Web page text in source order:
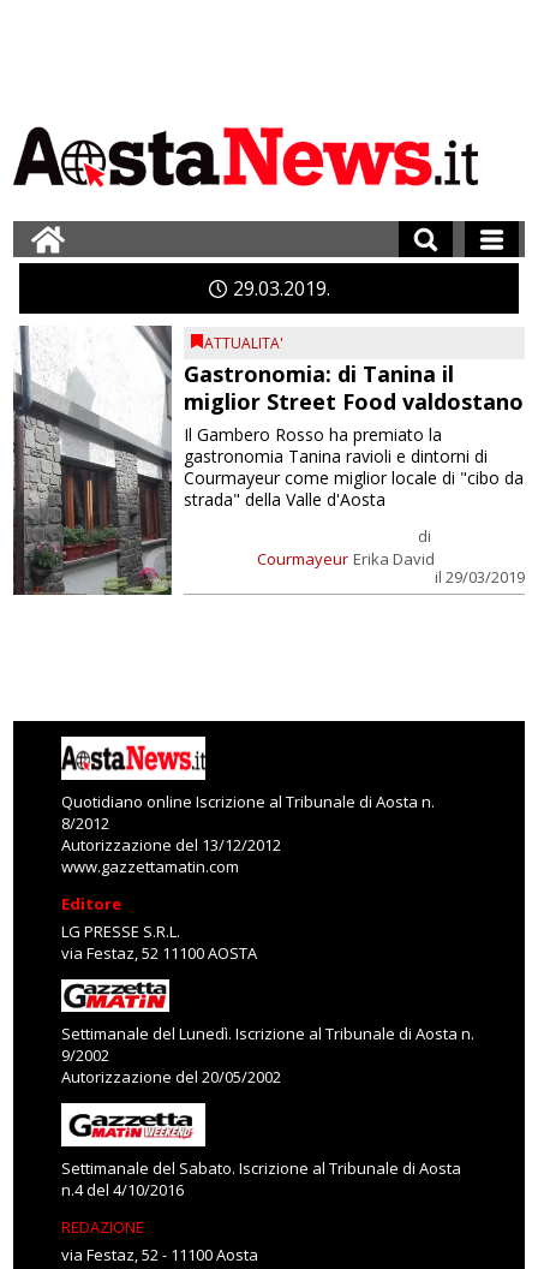
2903 2019
ATTUALITA'
Gastronomia: di Tanina il
miglior Street Food valdostano
Courmayeur
di
Erika David
il 29/03/2019
Il Gambero Rosso ha premiato la
gastronomia Tanina ravioli e dintorni di
Courmayeur come miglior locale di "cibo da
strada" della Valle d'Aosta
Quotidiano online Iscrizione al Tribunale di Aosta n.
8/2012
Autorizzazione del 13/12/2012
www.gazzettamatin.com
Editore
LG PRESSE S.R.L.
via Festaz, 52 11100 AOSTA
Settimanale del Lunedì. Iscrizione al Tribunale di Aosta n.
9/2002
Autorizzazione del 20/05/2002
Settimanale del Sabato. Iscrizione al Tribunale di Aosta
n.4 del 4/10/2016
REDAZIONE
via Festaz, 52 - 11100 Aosta